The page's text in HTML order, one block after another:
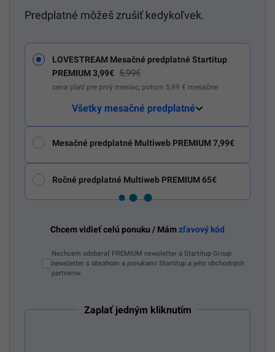
Predplatné môžeš zrušiť kedykoľvek.
LOVESTREAM Mesačné predplatné Startitup
PREMIUM 3,99€ 5,99€
cena platí pre prvý mesiac, potom 5,99 € mesačne
Všetky mesačné predplatné
Mesačné predplatné Multiweb PREMIUM 7,99€
Ročné predplatné Multiweb PREMIUM 65€
Chcem vidieť celú ponuku / Mámzľavový kód
Nechcem odoberať PREMIUM newsletter a Startitup Group
newsletter s obsahom a ponukami Startitup a jeho obchodných
partnerov.
Zaplať jedným kliknutím